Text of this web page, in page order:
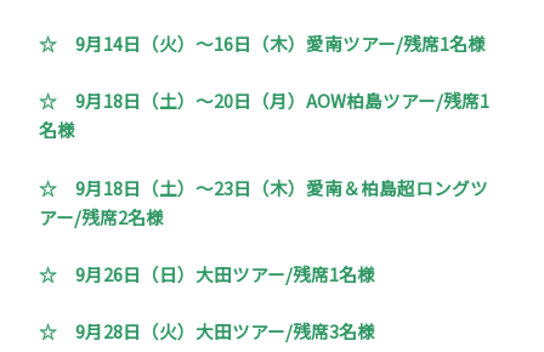
☆ 9月14日（火）～16日（木）愛南ツアー/残席1名様
☆ 9月18日（土）～20日（月）AOW柏島ツアー/残席1
名様
☆ 9月18日（土）～23日（木）愛南＆柏島超ロングツ
アー/残席2名様
☆ 9月26日（日）大田ツアー/残席1名様
☆ 9月28日（火）大田ツアー/残席3名様